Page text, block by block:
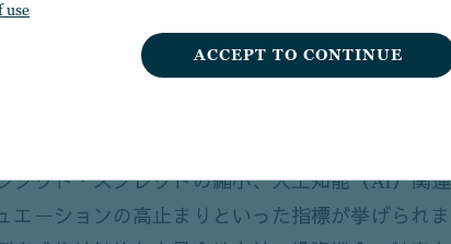
use
ACCEPT TO CONTINUE
時代においては、その難しさはかつてないほど増
ジット・スプレッドの縮小、人工知能（AI）関
エーションの高止まりといった指標が挙げられ